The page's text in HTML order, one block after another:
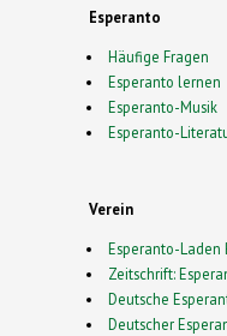
Esperanto
Häufige Fragen
Esperanto lernen
Esperanto-Musik
Esperanto-
Verein
Esperanto-Laden
Zeitschrift:
Deutsche
Deutscher